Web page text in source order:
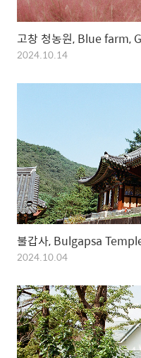
고창 청농원, Blue farm,
2024.10.14
불갑사, Bulgapsa
2024.10.04